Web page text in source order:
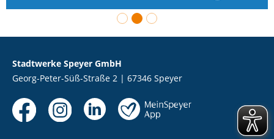
Stadtwerke Speyer GmbH
Georg-Peter-Süß-Straße 2 | 67346 Speyer